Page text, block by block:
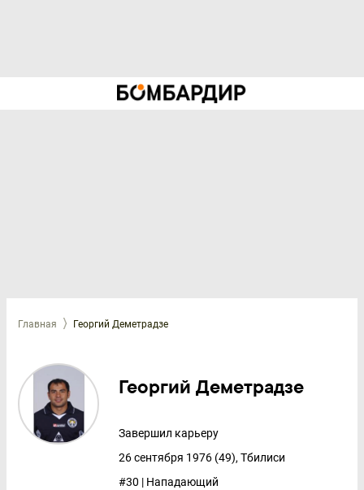
Главная Георгий Деметрадзе
Георгий Деметрадзе
Завершил карьеру
26 сентября 1976 (49), Тбилиси
#30 | Нападающий